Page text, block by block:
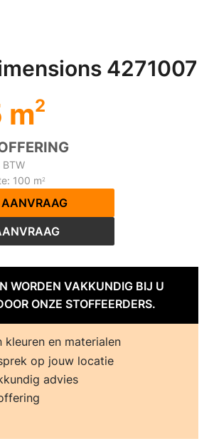
4271007
m2
BTW
100 m2
AANVRAAG
WORDEN VAKKUNDIG BIJ U
ONZE STOFFEERDERS.
kleuren en materialen
op jouw locatie
advies